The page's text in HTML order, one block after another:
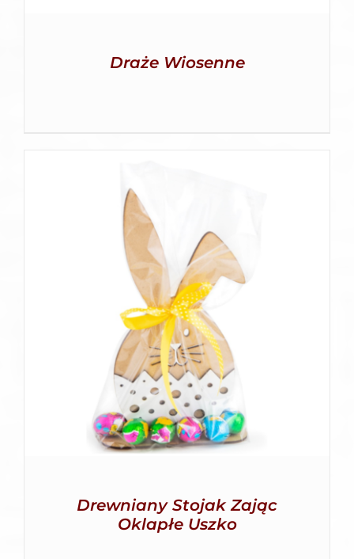
Draże Wiosenne
SZCZEGÓŁY
Drewniany Stojak Zając
Oklapłe Uszko